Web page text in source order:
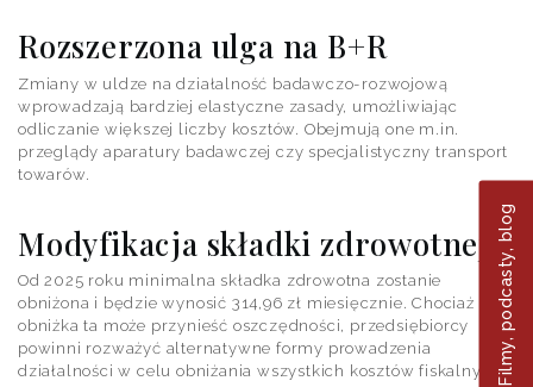
Rozszerzona ulga na B+R
Zmiany w uldze na działalność badawczo-rozwojową
wprowadzają bardziej elastyczne zasady, umożliwiając
odliczanie większej liczby kosztów. Obejmują one m.in.
przeglądy aparatury badawczej czy specjalistyczny transport
towarów.
Modyfikacja składki zdrowotnej
Od 2025 roku minimalna składka zdrowotna zostanie
obniżona i będzie wynosić 314,96 zł miesięcznie. Chociaż
obniżka ta może przynieść oszczędności, przedsiębiorcy
powinni rozważyć alternatywne formy prowadzenia
działalności w celu obniżania wszystkich kosztów fiskalnych.Filmy, podcasty, blog